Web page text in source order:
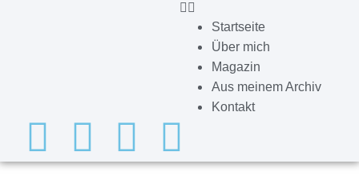
Startseite
Über mich
Magazin
Aus meinem Archiv
Kontakt